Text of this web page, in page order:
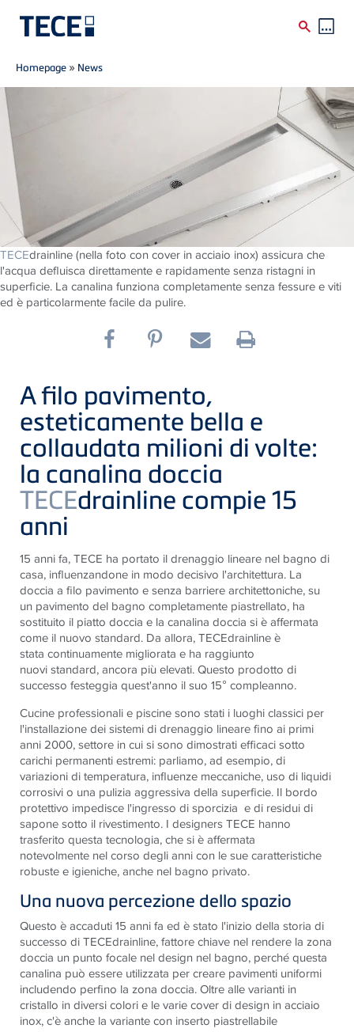
Skip to main content
Breadcrumb
Homepage » News
TECEdrainline (nella foto con cover in acciaio inox) assicura che
l'acqua defluisca direttamente e rapidamente senza ristagni in
superficie. La canalina funziona completamente senza fessure e viti
ed è particolarmente facile da pulire.
A filo pavimento,
esteticamente bella e
collaudata milioni di volte:
la canalina doccia
TECEdrainline compie 15
anni
15 anni fa, TECE ha portato il drenaggio lineare nel bagno di
casa, influenzandone in modo decisivo l'architettura. La
doccia a filo pavimento e senza barriere architettoniche, su
un pavimento del bagno completamente piastrellato, ha
sostituito il piatto doccia e la canalina doccia si è affermata
come il nuovo standard. Da allora, TECEdrainline è
stata continuamente migliorata e ha raggiunto
nuovi standard, ancora più elevati. Questo prodotto di
successo festeggia quest'anno il suo 15° compleanno.
Cucine professionali e piscine sono stati i luoghi classici per
l'installazione dei sistemi di drenaggio lineare fino ai primi
anni 2000, settore in cui si sono dimostrati efficaci sotto
carichi permanenti estremi: parliamo, ad esempio, di
variazioni di temperatura, influenze meccaniche, uso di liquidi
corrosivi o una pulizia aggressiva della superficie. Il bordo
protettivo impedisce l'ingresso di sporcizia e di residui di
sapone sotto il rivestimento. I designers TECE hanno
trasferito questa tecnologia, che si è affermata
notevolmente nel corso degli anni con le sue caratteristiche
robuste e igieniche, anche nel bagno privato.
Una nuova percezione dello spazio
Questo è accaduti 15 anni fa ed è stato l'inizio della storia di
successo di TECEdrainline, fattore chiave nel rendere la zona
doccia un punto focale nel design nel bagno, perché questa
canalina può essere utilizzata per creare pavimenti uniformi
includendo perfino la zona doccia. Oltre alle varianti in
cristallo in diversi colori e le varie cover di design in acciaio
inox, c'è anche la variante con inserto piastrellabile